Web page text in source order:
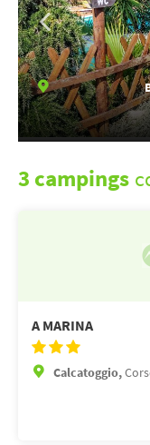
3 campings
A MARINA
Calcatoggio,